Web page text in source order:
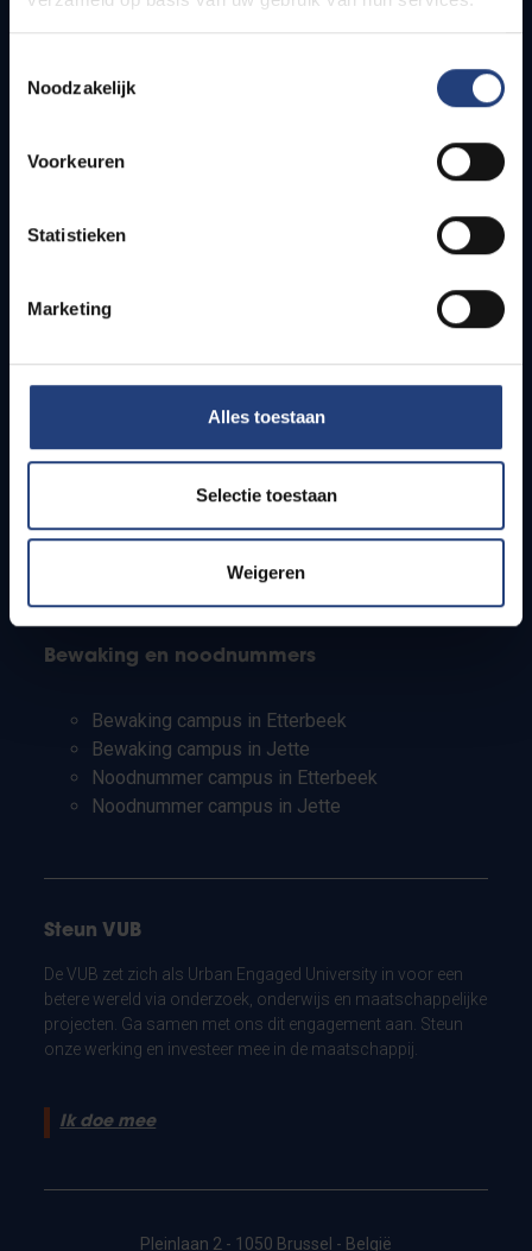
Noodzakelijk
Voorkeuren
Statistieken
Marketing
Alles toestaan
Selectie toestaan
Weigeren
Snel naar
Bereikbaarheid
Studenten
PhD-studenten
Leerkrachten en secundaire scholen
Bewaking en noodnummers
Bewaking campus in Etterbeek
Bewaking campus in Jette
Noodnummer campus in Etterbeek
Noodnummer campus in Jette
Steun VUB
De VUB zet zich als Urban Engaged University in voor een
betere wereld via onderzoek, onderwijs en maatschappelijke
projecten. Ga samen met ons dit engagement aan. Steun
onze werking en investeer mee in de maatschappij.
Ik doe mee
Pleinlaan 2 - 1050 Brussel - België